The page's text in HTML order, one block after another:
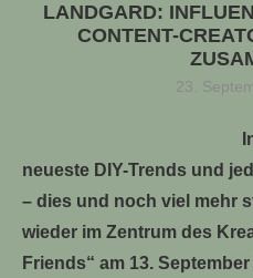
LANDGARD:
CONTENT-
23.
neueste DIY-Trends und
– dies und noch viel mehr
wieder im Zentrum des
Friends“ am 13.